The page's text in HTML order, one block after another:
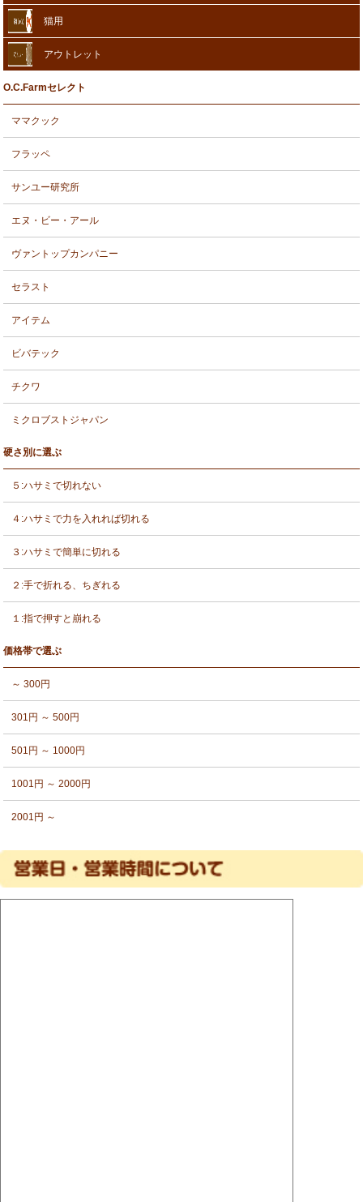
猫用
アウトレット
O.C.Farmセレクト
ママクック
フラッペ
サンユー研究所
エヌ・ビー・アール
ヴァントップカンパニー
セラスト
アイテム
ビバテック
チクワ
ミクロブストジャパン
硬さ別に選ぶ
５:ハサミで切れない
４:ハサミで力を入れれば切れる
３:ハサミで簡単に切れる
２:手で折れる、ちぎれる
１:指で押すと崩れる
価格帯で選ぶ
～ 300円
301円 ～ 500円
501円 ～ 1000円
1001円 ～ 2000円
2001円 ～